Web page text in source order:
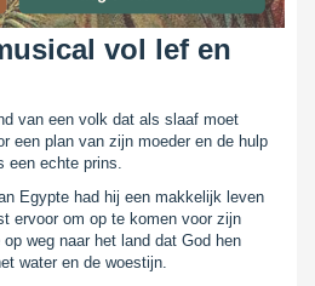
vol lef en
van een volk dat als slaaf moet
een plan van zijn moeder en de hulp
een echte prins.
Egypte had hij een makkelijk leven
ervoor om op te komen voor zijn
weg naar het land dat God hen
water en de woestijn.